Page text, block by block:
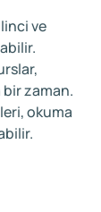
ve
zaman.
okuma